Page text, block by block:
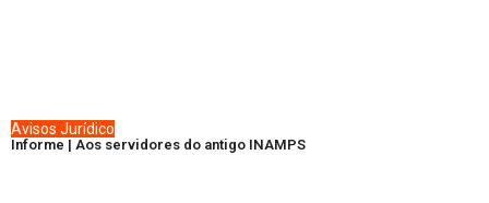
Avisos Jurídico
Informe | Aos servidores do antigo INAMPS